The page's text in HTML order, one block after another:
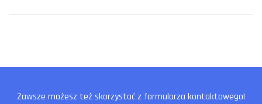
Zawsze możesz też skorzystać z formularza kontaktowego!